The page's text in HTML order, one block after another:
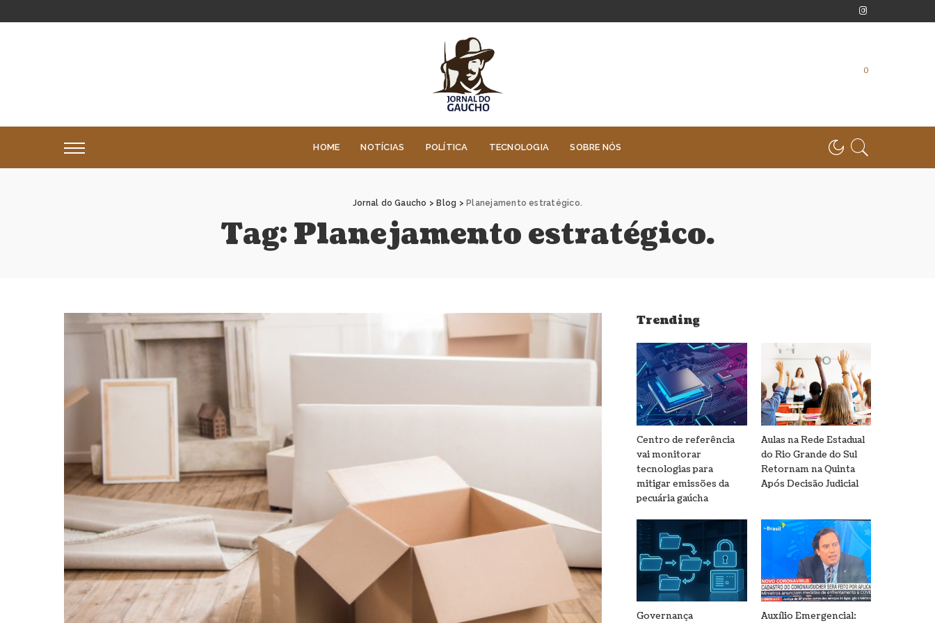
0
HOME NOTÍCIAS POLÍTICA TECNOLOGIA SOBRE NÓS
Jornal do Gaucho > Blog > Planejamento estratégico.
Tag:Planejamento estratégico.
Trending
Centro de referência
vai monitorar
tecnologias para
mitigar emissões da
pecuária gaúcha
Aulas na Rede Estadual
do Rio Grande do Sul
Retornam na Quinta
Após Decisão Judicial
Governança
Auxílio Emergencial: